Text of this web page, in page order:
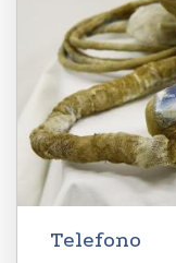
Telefono